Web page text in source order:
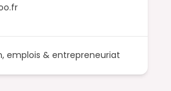
emplois & entrepreneuriat